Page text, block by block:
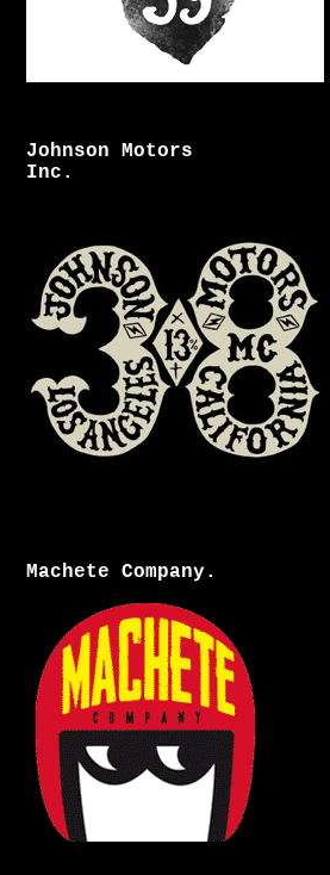
Johnson Motors
Inc.
Machete Company.